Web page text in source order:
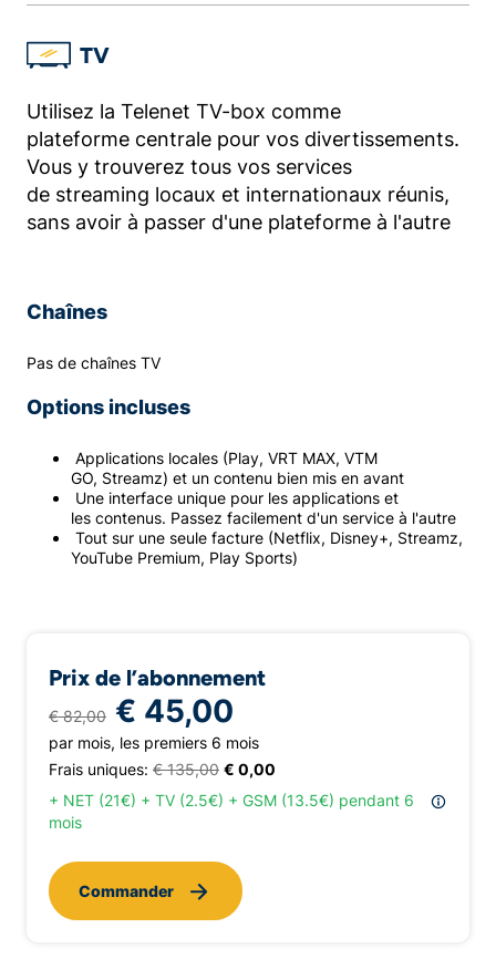
TV
Utilisez la Telenet TV-box comme
plateforme centrale pour vos divertissements.
Vous y trouverez tous vos services
de streaming locaux et internationaux réunis,
sans avoir à passer d'une plateforme à l'autre
Chaînes
Pas de chaînes TV
Options incluses
Applications locales (Play, VRT MAX, VTM
GO, Streamz) et un contenu bien mis en avant
Une interface unique pour les applications et
les contenus. Passez facilement d'un service à l'autre
Tout sur une seule facture (Netflix, Disney+, Streamz,
YouTube Premium, Play Sports)
Prix de l’abonnement
€ 82,00 € 45,00
par mois, les premiers 6 mois
Frais uniques: € 135,00 € 0,00
+ NET (21€) + TV (2.5€) + GSM (13.5€) pendant 6
mois
Commander